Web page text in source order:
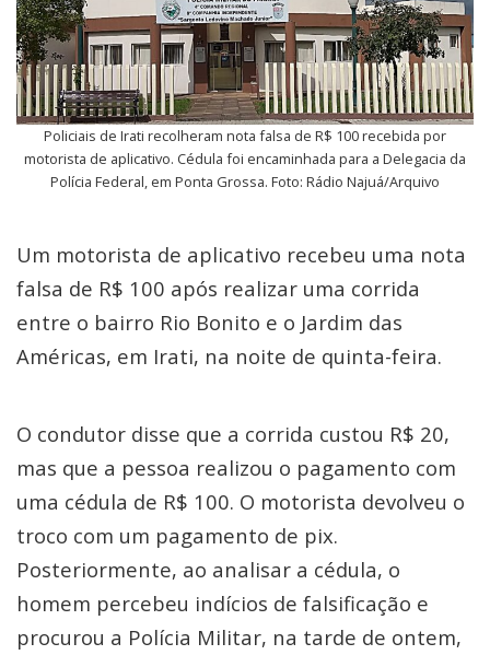
Policiais de Irati recolheram nota falsa de R$ 100 recebida por
motorista de aplicativo. Cédula foi encaminhada para a Delegacia da
Polícia Federal, em Ponta Grossa. Foto: Rádio Najuá/Arquivo
Um motorista de aplicativo recebeu uma nota
falsa de R$ 100 após realizar uma corrida
entre o bairro Rio Bonito e o Jardim das
Américas, em Irati, na noite de quinta-feira.
O condutor disse que a corrida custou R$ 20,
mas que a pessoa realizou o pagamento com
uma cédula de R$ 100. O motorista devolveu o
troco com um pagamento de pix.
Posteriormente, ao analisar a cédula, o
homem percebeu indícios de falsificação e
procurou a Polícia Militar, na tarde de ontem,